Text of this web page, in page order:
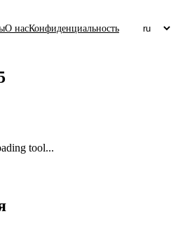
О насКонфиденциальность
tool...